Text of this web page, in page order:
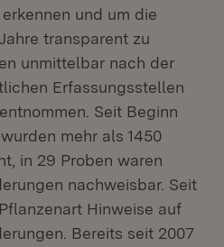
und um die
transparent zu
unmittelbar nach der
Erfassungsstellen
Seit Beginn
mehr als 1450
in 29 Proben waren
nachweisbar. Seit
Hinweise auf
Bereits seit 2007